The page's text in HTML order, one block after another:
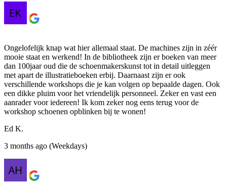
Ongelofelijk knap wat hier allemaal staat. De machines zijn in zéér
mooie staat en werkend! In de bibliotheek zijn er boeken van meer
dan 100jaar oud die de schoenmakerskunst tot in detail uitleggen
met apart de illustratieboeken erbij. Daarnaast zijn er ook
verschillende workshops die je kan volgen op bepaalde dagen. Ook
een dikke pluim voor het vriendelijk personneel. Zeker en vast een
aanrader voor iedereen! Ik kom zeker nog eens terug voor de
workshop schoenen opblinken bij te wonen!
Ed K.
3 months ago (Weekdays)